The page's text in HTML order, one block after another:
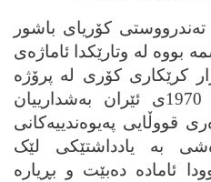
کۆریای باشور
بووه‌ له‌ وتارێکدا ئاماژه‌ی
داوه‌ که‌ 20 هه‌زار کرێکاری کۆری له‌ پرۆژه‌
نیشته‌جێبوونه‌کانی ده‌یه‌ی 1970ی ئێران به‌شدارییان
قووڵایی په‌یوه‌ندییه‌کانی
به‌ یادداشتێکی لێک
ئاماده‌ ده‌بێت و بڕیاره‌